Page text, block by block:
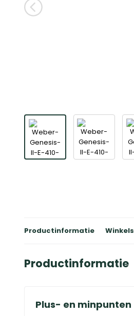
Productinformatie Winkels
Productinformatie
Plus- en minpunten